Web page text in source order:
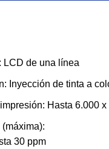
LCD de una línea
Inyección de tinta a
Hasta 6.000 x
30 ppm